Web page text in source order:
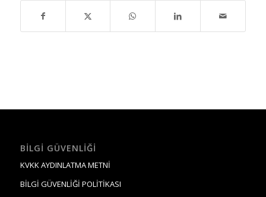
BILGI GÜVENLIĞI
KVKK AYDINLATMA METNİ
BİLGİ GÜVENLİĞİ POLİTİKASI